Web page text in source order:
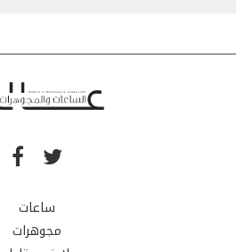
ساعات
مجوهرات